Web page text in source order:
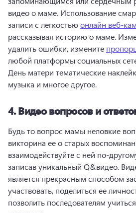
видео о маме. Использование
записи с легкостью онлайн веб-
рассказывая историю о маме.
удалить ошибки, измените
любой платформы социальных
День матери тематические
музыка и многое другое.
4.Видео вопросов и
Будь то вопрос мамы неловкие
викторина ее о старых
взаимодействуйте с ней по-
записав уникальный Q&видео.
является прекрасным способом
участвовать, поделиться ее
позволить последователям